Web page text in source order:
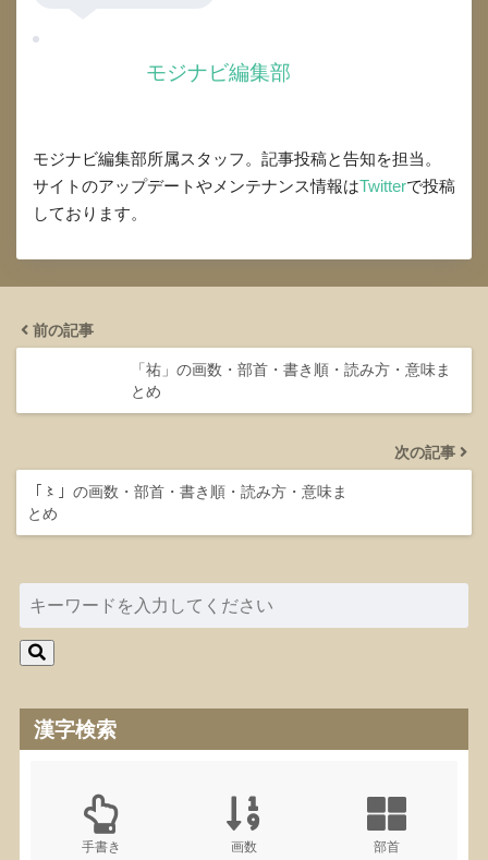
モジナビ編集部
モジナビ編集部所属スタッフ。記事投稿と告知を担当。
サイトのアップデートやメンテナンス情報はTwitterで投稿
しております。
前の記事
「祐」の画数・部首・書き順・読み方・意味ま
とめ
次の記事
「〻」の画数・部首・書き順・読み方・意味ま
とめ
漢字検索
手書き 画数 部首